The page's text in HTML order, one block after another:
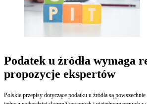
Podatek u źródła wymaga
propozycje ekspertów
Polskie przepisy dotyczące podatku u źródła są